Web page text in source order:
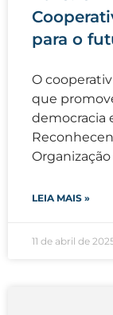
para o
O
que
democracia
LEIA MAIS »
11 de abril de